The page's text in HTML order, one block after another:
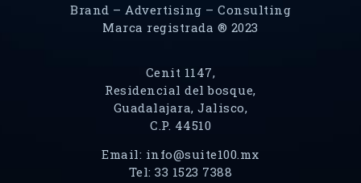
Brand – Advertising – Consulting
Marca registrada ® 2023
Cenit 1147,
Residencial del bosque,
Guadalajara, Jalisco,
C.P. 44510
Email: info@suite100.mx
Tel:33 1523 7388